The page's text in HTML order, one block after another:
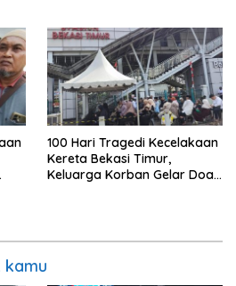
100 Hari Tragedi Kecelakaan
Kereta Bekasi Timur,
Keluarga Korban Gelar Doa
kamu